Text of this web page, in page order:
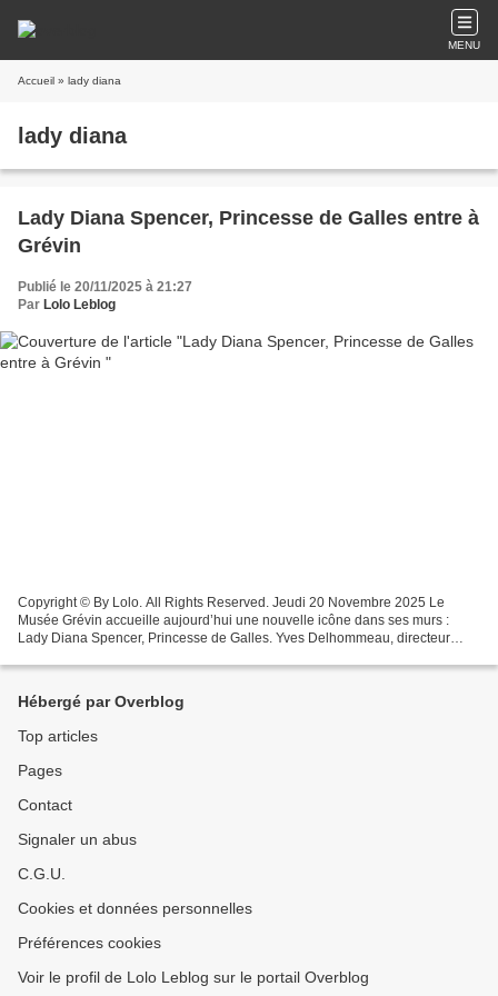
MENU
Accueil » lady diana
lady diana
Lady Diana Spencer, Princesse de Galles entre à
Grévin
Publié le 20/11/2025 à 21:27
Par Lolo Leblog
Copyright © By Lolo. All Rights Reserved. Jeudi 20 Novembre 2025 Le
Musée Grévin accueille aujourd’hui une nouvelle icône dans ses murs :
Lady Diana Spencer, Princesse de Galles. Yves Delhommeau, directeur
Hébergé par Overblog
Top articles
Pages
Contact
Signaler un abus
C.G.U.
Cookies et données personnelles
Préférences cookies
Voir le profil de Lolo Leblog sur le portail Overblog